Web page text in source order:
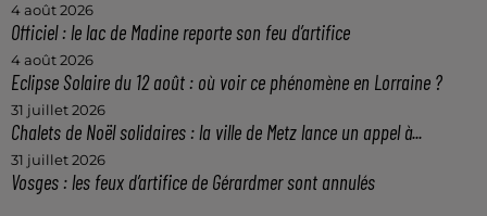
4 août 2026
Officiel : le lac de Madine reporte son feu d’artifice
4 août 2026
Eclipse Solaire du 12 août : où voir ce phénomène en Lorraine ?
31 juillet 2026
Chalets de Noël solidaires : la ville de Metz lance un appel à...
31 juillet 2026
Vosges : les feux d’artifice de Gérardmer sont annulés